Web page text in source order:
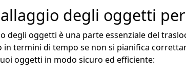
degli oggetti
degli oggetti è una parte essenziale del
in termini di tempo se non si pianifica
oggetti in modo sicuro ed efficiente: